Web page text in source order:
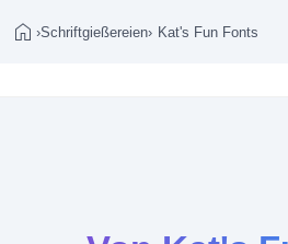
›Schriftgießereien› Kat's Fun Fonts